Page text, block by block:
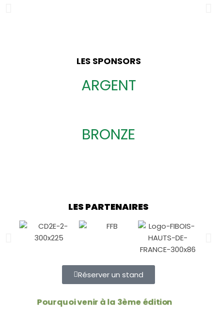
LES SPONSORS
ARGENT
BRONZE
LES PARTENAIRES
Réserver un stand
Pourquoi venir à la 3ème édition